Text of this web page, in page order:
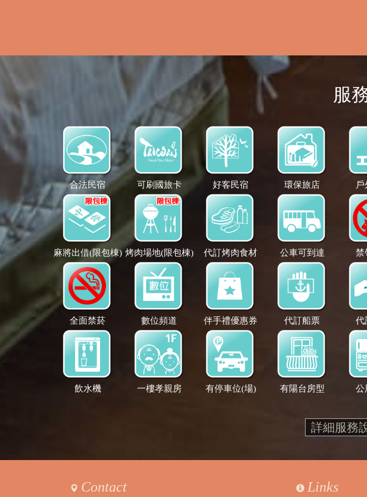
服
合法民宿 可刷國旅卡 好客民宿 環保旅店
麻將出借(限包棟) 烤肉場地(限包棟) 代訂烤肉食材 公車可到達 禁
全面禁菸 數位頻道 伴手禮優惠券 代訂船票 代
飲水機 一樓孝親房 有停車位(場) 有陽台房型 公
詳細服務
Contact Links